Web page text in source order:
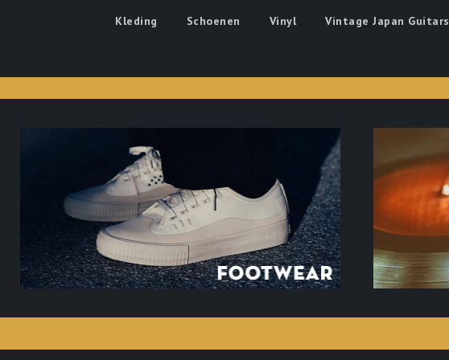
Kleding Schoenen Vinyl Vintage Japan Guitars